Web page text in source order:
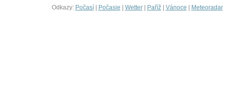
Odkazy: Počasí| Počasie | Wetter| Paříž| Vánoce | Meteoradar